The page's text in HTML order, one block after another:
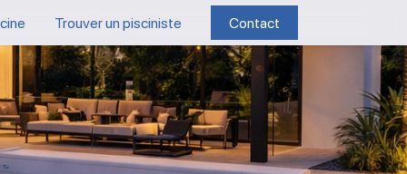
Trouver un pisciniste Contact